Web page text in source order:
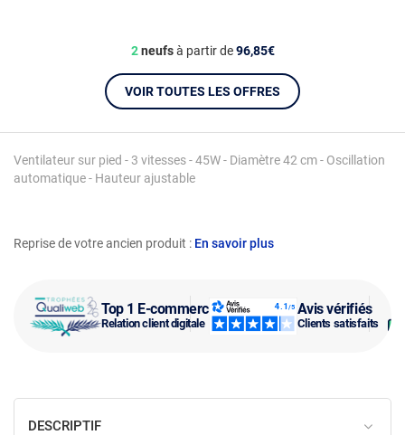
Top 1 E-commerce
Relation client digitale
Avis vérifiés
Clients satisfaits
Reprise de votre ancien produit : En savoir plus
Ventilateur sur pied - 3 vitesses - 45W - Diamètre 42 cm - Oscillation
automatique - Hauteur ajustable
2neufsà partir de96,85€
VOIR TOUTES LES OFFRES
DESCRIPTIF